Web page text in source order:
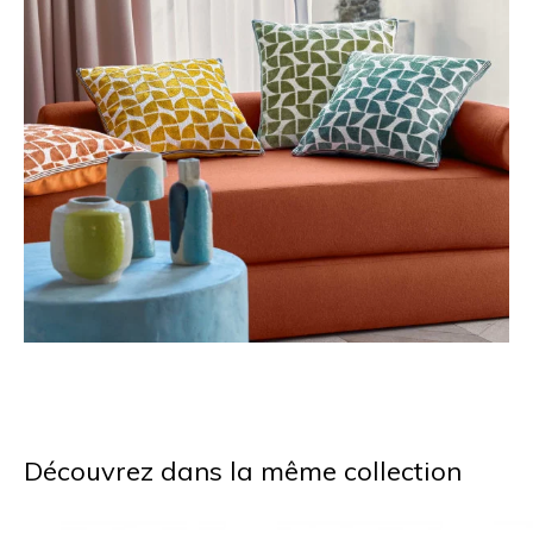
Découvrez dans la même collection